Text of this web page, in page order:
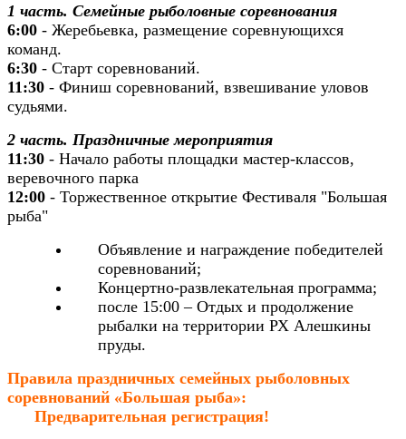
1 часть. Семейные рыболовные соревнования
6:00 - Жеребьевка, размещение соревнующихся
команд.
6:30 - Старт соревнований.
11:30 - Финиш соревнований, взвешивание уловов
судьями.
2 часть. Праздничные мероприятия
11:30 - Начало работы площадки мастер-классов,
веревочного парка
12:00 - Торжественное открытие Фестиваля "Большая
рыба"
Объявление и награждение победителей
соревнований;
Концертно-развлекательная программа;
после 15:00 – Отдых и продолжение
рыбалки на территории РХ Алешкины
пруды.
Правила праздничных семейных рыболовных
соревнований «Большая рыба»:
Предварительная регистрация!